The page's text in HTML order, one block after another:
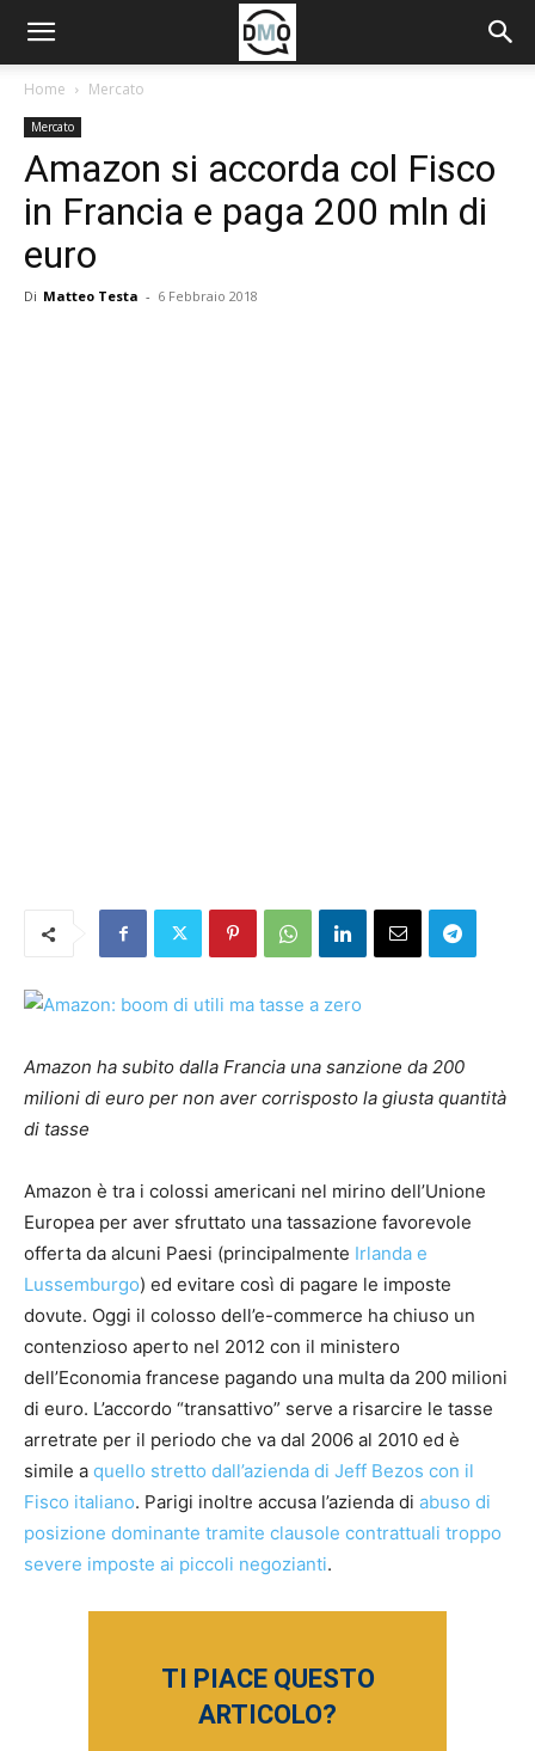
Home Mercato
Mercato
Amazon si accorda col Fisco
in Francia e paga 200 mln di
euro
Di Matteo Testa - 6 Febbraio 2018
Amazon ha subito dalla Francia una sanzione da 200
milioni di euro per non aver corrisposto la giusta quantità
di tasse
Amazon è tra i colossi americani nel mirino dell’Unione
Europea per aver sfruttato una tassazione favorevole
offerta da alcuni Paesi (principalmente Irlanda e
Lussemburgo) ed evitare così di pagare le imposte
dovute. Oggi il colosso dell’e-commerce ha chiuso un
contenzioso aperto nel 2012 con il ministero
dell’Economia francese pagando una multa da 200 milioni
di euro. L’accordo “transattivo” serve a risarcire le tasse
arretrate per il periodo che va dal 2006 al 2010 ed è
simile a quello stretto dall’azienda di Jeff Bezos con il
Fisco italiano. Parigi inoltre accusa l’azienda di abuso di
posizione dominante tramite clausole contrattuali troppo
severe imposte ai piccoli negozianti.
TI PIACE QUESTO
ARTICOLO?